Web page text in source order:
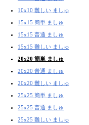
10x10 難しい ましゅ
15x15 簡単 ましゅ
15x15 普通 ましゅ
15x15 難しい ましゅ
20x20 簡単 ましゅ
20x20 普通 ましゅ
20x20 難しい ましゅ
25x25 簡単 ましゅ
25x25 普通 ましゅ
25x25 難しい ましゅ